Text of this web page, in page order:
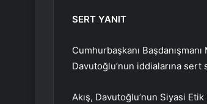
SERT YANIT
Cumhurbaşkanı
Davutoğlu’nun iddialarına sert
Akış, Davutoğlu’nun Siyasi